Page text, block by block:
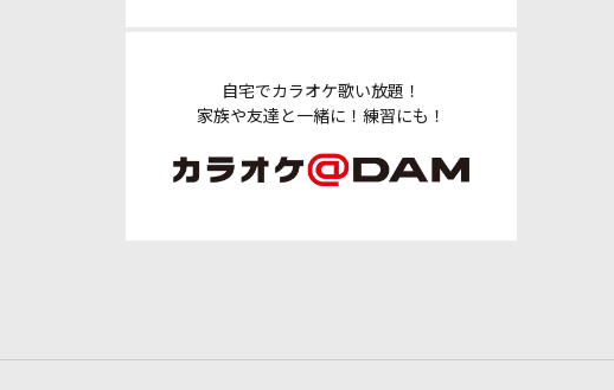
自宅でカラオケ歌い放題！
家族や友達と一緒に！練習にも！